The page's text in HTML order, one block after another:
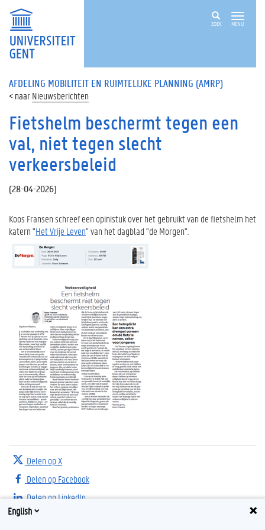
ZOEK MENU
AFDELING MOBILITEIT EN RUIMTELIJKE PLANNING (AMRP)
Nieuwsberichten
Fietshelm beschermt tegen een
val, niet tegen slecht
verkeersbeleid
(28-04-2026)
Koos Fransen schreef een opinistuk over het gebruikt van de fietshelm het
katern "Het Vrije Leven" van het dagblad "de Morgen".
Delen op X
Delen op Facebook
Delen op LinkedIn
Delen op Threads
English